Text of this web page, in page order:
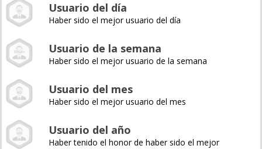
Usuario del día
Haber sido el mejor usuario del día
Usuario de la semana
Haber sido el mejor usuario de la semana
Usuario del mes
Haber sido el mejor usuario del mes
Usuario del año
Haber tenido el honor de haber sido el mejor